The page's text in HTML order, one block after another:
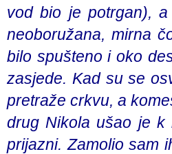
vod bio je potrgan),
neoboružana, mirna
bilo spušteno i oko
zasjede. Kad su se
pretraže crkvu, a
drug Nikola ušao je
prijazni. Zamolio sam